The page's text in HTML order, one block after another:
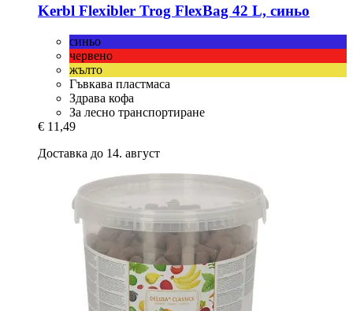
Kerbl Flexibler Trog FlexBag 42 L, синьо
синьо
червено
жълто
Гъвкава пластмаса
Здрава кофа
За лесно транспортиране
€ 11,49
Доставка до 14. август